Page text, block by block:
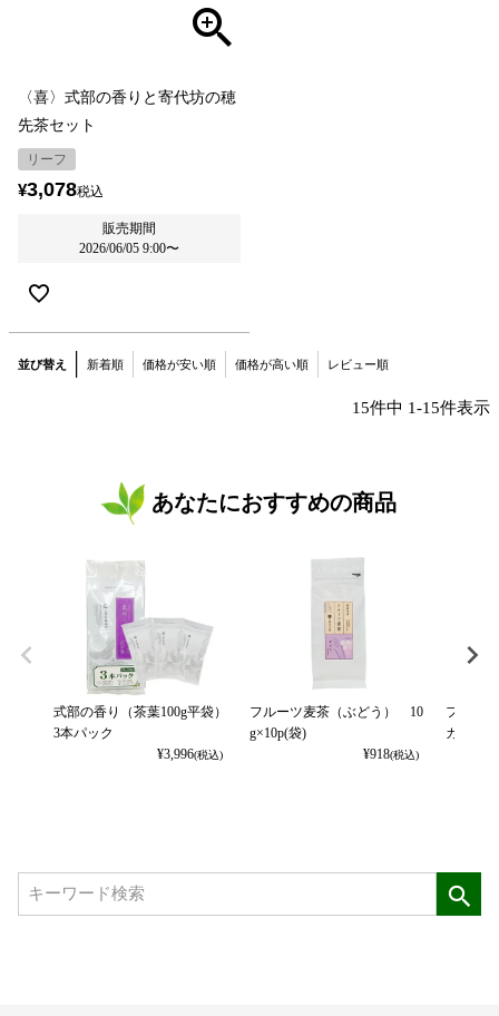
〈喜〉式部の香りと寄代坊の穂
先茶セット
リーフ
¥3,078税込
販売期間
2026/06/05 9:00〜
並び替え 新着順 価格が安い順 価格が高い順 レビュー順
15件中 1-15件表示
あなたにおすすめの商品
式部の香り（茶葉100g平袋）
3本パック
¥3,996(税込)
フルーツ麦茶（ぶどう） 10
g×10p(袋)
¥918(税込)
フルー
カット